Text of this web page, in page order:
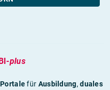
plus
für Ausbildung,duales